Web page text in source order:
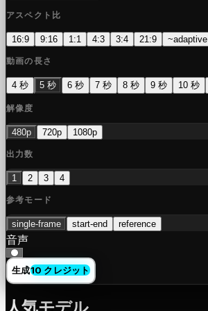
アスペクト比
16:9 9:16 1:1 4:3 3:4 21:9 ~adaptive
動画の長さ
4 秒 5 秒 6 秒 7 秒 8 秒 9 秒 10 秒
解像度
480p 720p 1080p
出力数
1 2 3 4
参考モード
single-frame start-end reference
音声
生成10 クレジット